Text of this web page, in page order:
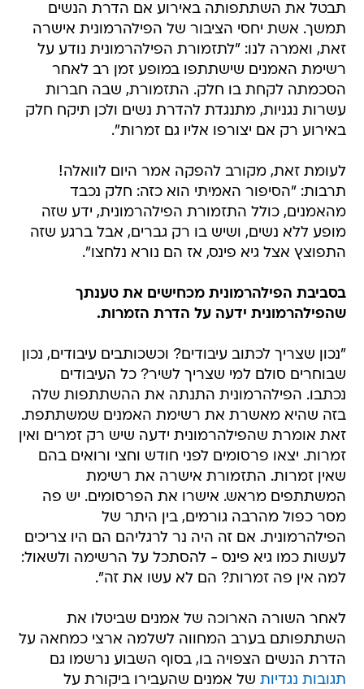
תבטל את השתתפותה באירוע אם הדרת הנשים
תמשך. אשת יחסי הציבור של הפילהרמונית אישרה
זאת, ואמרה לנו: "לתזמורת הפילהרמונית נודע על
רשימת האמנים שישתתפו במופע זמן רב לאחר
הסכמתה לקחת בו חלק. התזמורת, שבה חברות
עשרות נגניות, מתנגדת להדרת נשים ולכן תיקח חלק
באירוע רק אם יצורפו אליו גם זמרות".
לעומת זאת, מקורב להפקה אמר היום לוואלה!
תרבות: "הסיפור האמיתי הוא כזה: חלק נכבד
מהאמנים, כולל התזמורת הפילהרמונית, ידע שזה
מופע ללא נשים, ושיש בו רק גברים, אבל ברגע שזה
התפוצץ אצל גיא פינס, אז הם נורא נלחצו".
בסביבת הפילהרמונית מכחישים את טענתך
שהפילהרמונית ידעה על הדרת הזמרות.
"נכון שצריך לכתוב עיבודים? וכשכותבים עיבודים, נכון
שבוחרים סולם למי שצריך לשיר? כל העיבודים
נכתבו. הפילהרמונית התנתה את ההשתתפות שלה
בזה שהיא מאשרת את רשימת האמנים שמשתתפת.
זאת אומרת שהפילהרמונית ידעה שיש רק זמרים ואין
זמרות. יצאו פרסומים לפני חודש וחצי ורואים בהם
שאין זמרות. התזמורת אישרה את רשימת
המשתתפים מראש. אישרו את הפרסומים. יש פה
מסר כפול מהרבה גורמים, בין היתר של
הפילהרמונית. אם זה היה נר לרגליהם הם היו צריכים
לעשות כמו גיא פינס - להסתכל על הרשימה ולשאול:
למה אין פה זמרות? הם לא עשו את זה".
לאחר השורה הארוכה של אמנים שביטלו את
השתתפותם בערב המחווה לשלמה ארצי כמחאה על
הדרת הנשים הצפויה בו, בסוף השבוע נרשמו גם
תגובות נגדיות של אמנים שהעבירו ביקורת על